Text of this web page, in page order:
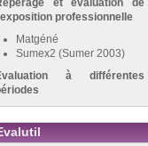
et évaluation de
professionnelle
Matgéné
Sumex2 (Sumer 2003)
à différentes